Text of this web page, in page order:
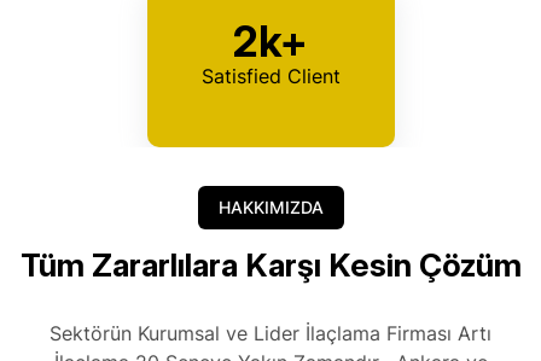
2k+
Satisfied Client
HAKKIMIZDA
Tüm Zararlılara Karşı Kesin Çözüm
Sektörün Kurumsal ve Lider İlaçlama Firması Artı